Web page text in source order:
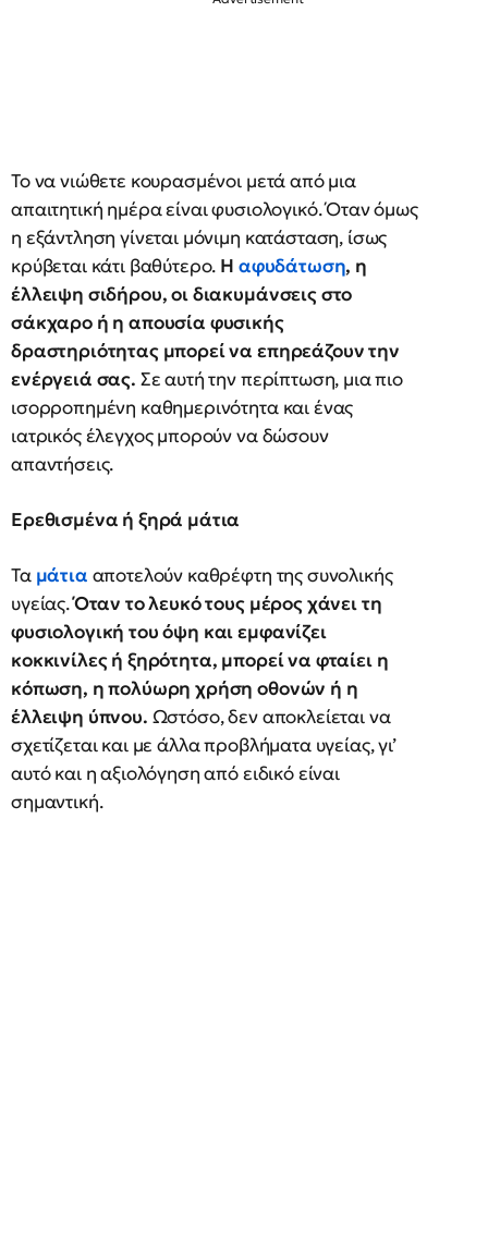
Το να νιώθετε κουρασμένοι μετά από μια
απαιτητική ημέρα είναι φυσιολογικό. Όταν όμως
η εξάντληση γίνεται μόνιμη κατάσταση, ίσως
κρύβεται κάτι βαθύτερο. Η αφυδάτωση, η
έλλειψη σιδήρου, οι διακυμάνσεις στο
σάκχαρο ή η απουσία φυσικής
δραστηριότητας μπορεί να επηρεάζουν την
ενέργειά σας. Σε αυτή την περίπτωση, μια πιο
ισορροπημένη καθημερινότητα και ένας
ιατρικός έλεγχος μπορούν να δώσουν
απαντήσεις.
Ερεθισμένα ή ξηρά μάτια
Τα μάτια αποτελούν καθρέφτη της συνολικής
υγείας.Όταν το λευκό τους μέρος χάνει τη
φυσιολογική του όψη και εμφανίζει
κοκκινίλες ή ξηρότητα, μπορεί να φταίει η
κόπωση, η πολύωρη χρήση οθονών ή η
έλλειψη ύπνου. Ωστόσο, δεν αποκλείεται να
σχετίζεται και με άλλα προβλήματα υγείας, γι’
αυτό και η αξιολόγηση από ειδικό είναι
σημαντική.